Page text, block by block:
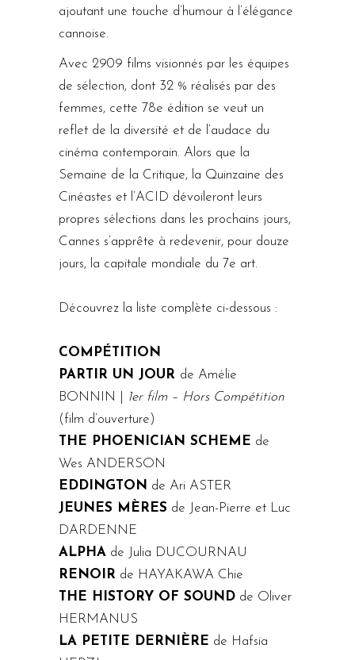
ajoutant une touche d’humour à l’élégance
cannoise.
Avec 2909 films visionnés par les équipes
de sélection, dont 32 % réalisés par des
femmes, cette 78e édition se veut un
reflet de la diversité et de l’audace du
cinéma contemporain. Alors que la
Semaine de la Critique, la Quinzaine des
Cinéastes et l’ACID dévoileront leurs
propres sélections dans les prochains jours,
Cannes s’apprête à redevenir, pour douze
jours, la capitale mondiale du 7e art.
Découvrez la liste complète ci-dessous :
COMPÉTITION
PARTIR UN JOUR de Amélie
BONNIN |
1er film – Hors Compétition
(film d’ouverture)
THE PHOENICIAN SCHEME de
Wes ANDERSON
EDDINGTON de Ari ASTER
JEUNES MÈRES de Jean-Pierre et Luc
DARDENNE
ALPHA de Julia DUCOURNAU
RENOIR de HAYAKAWA Chie
THE HISTORY OF SOUND de Oliver
HERMANUS
LA PETITE DERNIÈRE de Hafsia